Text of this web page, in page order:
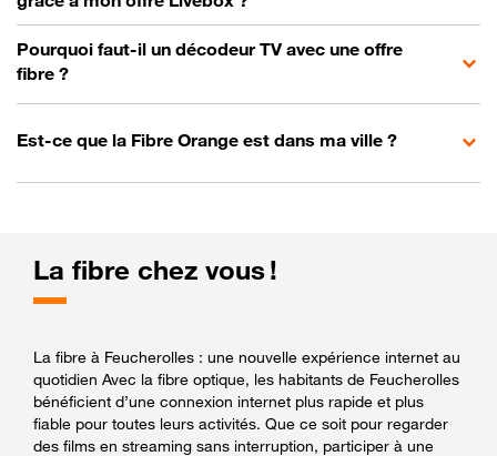
Pourquoi faut-il un décodeur TV avec une offre
fibre ?
Est-ce que la Fibre Orange est dans ma ville ?
La fibre chez vous !
La fibre à Feucherolles : une nouvelle expérience internet au
quotidien Avec la fibre optique, les habitants de Feucherolles
bénéficient d’une connexion internet plus rapide et plus
fiable pour toutes leurs activités. Que ce soit pour regarder
des films en streaming sans interruption, participer à une